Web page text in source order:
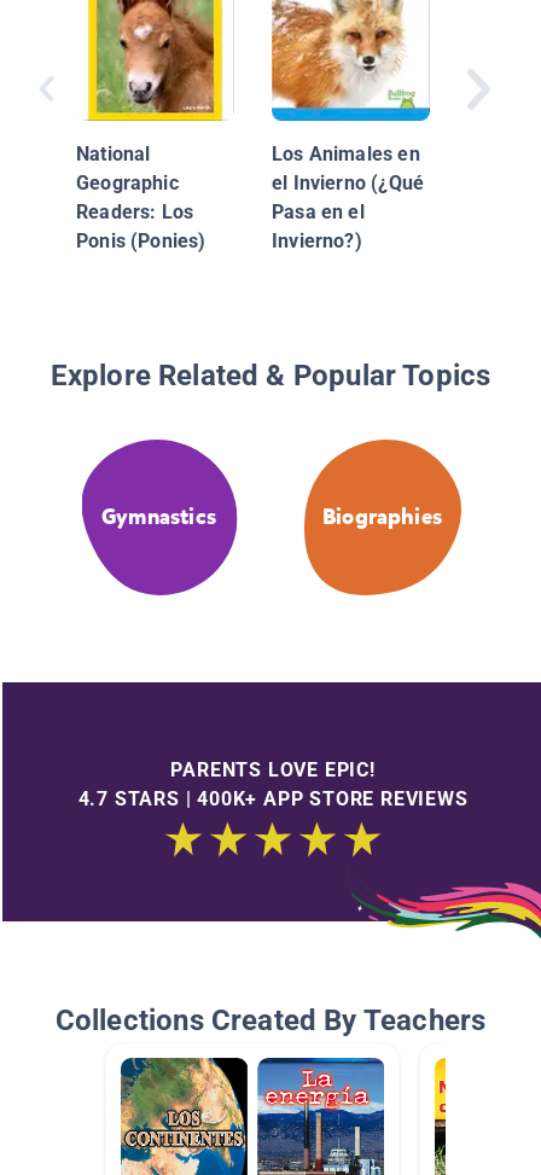
National
Geographic
Readers: Los
Ponis (Ponies)
Los Animales en
el Invierno (¿Qué
Pasa en el
Invierno?)
narices
Explore Related & Popular Topics
Gymnastics Biographies
PARENTS LOVE EPIC!
4.7 STARS | 400K+ APP STORE REVIEWS
Collections Created By Teachers